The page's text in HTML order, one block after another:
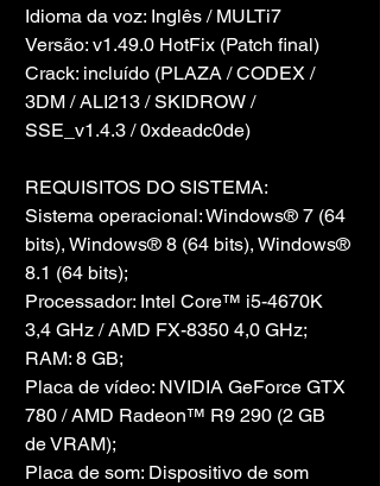
Idioma da voz: Inglês / MULTi7
Versão: v1.49.0 HotFix (Patch final)
Crack: incluído (PLAZA / CODEX /
3DM / ALI213 / SKIDROW /
SSE_v1.4.3 / 0xdeadc0de)
REQUISITOS DO SISTEMA:
Sistema operacional: Windows® 7 (64
bits), Windows® 8 (64 bits), Windows®
8.1 (64 bits);
Processador: Intel Core™ i5-4670K
3,4 GHz / AMD FX-8350 4,0 GHz;
RAM: 8 GB;
Placa de vídeo: NVIDIA GeForce GTX
780 / AMD Radeon™ R9 290 (2 GB
de VRAM);
Placa de som: Dispositivo de som